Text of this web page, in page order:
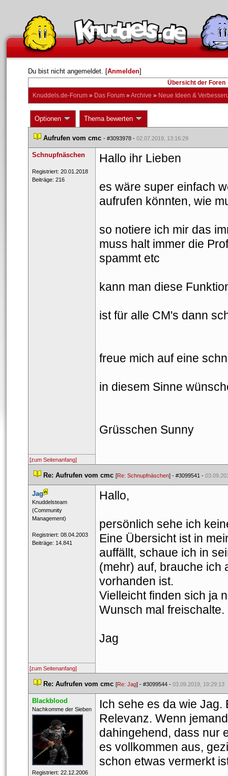
Du bist nicht angemeldet. [Anmelden]
Übersicht der Foren
Knuddels.de-Forum » Das Forum » Archive » Neue Ideen &
Optionen Thema bewerten
Aufrufen vom cmc - #3093978 - 02.07.2019, 13:16:29
Schnupfnäschen
Registriert: 20.01.2018
Beiträge: 216
Hallo ihr Lieben
es wäre super einfach
aufrufen könnten, wie
o notiere ich mir das
muss halt immer die
pammt etc
kann man diese
ist für alle CM's dann
freue mich auf eine
in diesem Sinne
Grüsschen Sunny
[zum Seitenanfang]
Re: Aufrufen vom cmc [Re: Schnupfnäschen] - #3099541 -
Jag
​Knuddelsteam
(Community
Management)
Registriert: 08.04.2003
Beiträge: 14.841
Hallo,
persönlich sehe ich
Eine Übersicht ist in
auffällt, schaue ich in
(mehr) auf, brauche ich
vorhanden ist.
Vielleicht finden sich ja
Wunsch mal freischalte.
Jag
[zum Seitenanfang]
Re: Aufrufen vom cmc [Re: Jag] - #3099544 - 03.09.2019, 19:29:13
Blackblood
​Nachkomme der Sieben
Registriert: 22.12.2006
Ich sehe es da wie Jag.
Relevanz. Wenn
dahingehend, dass nur
es vollkommen aus,
chon etwas vermerkt